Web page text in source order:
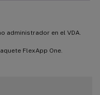
administrador en el VDA.
FlexApp One.